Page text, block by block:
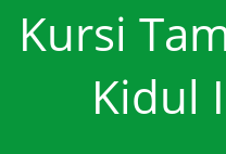
Kursi
Kidul